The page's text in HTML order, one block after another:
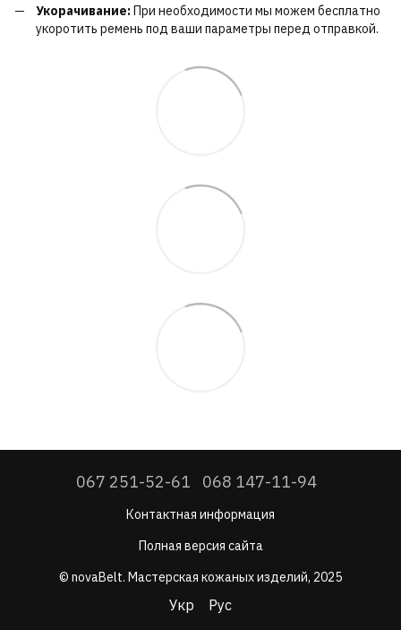
Укорачивание:При необходимости мы можем бесплатно
укоротить ремень под ваши параметры перед отправкой.
067 251-52-61 068 147-11-94
Контактная информация
Полная версия сайта
© novaBelt. Мастерская кожаных изделий, 2025
Укр Рус